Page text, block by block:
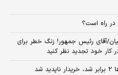
در راه است؟
آقای رئیس جمهور! زنگ خطر برای
کار خود تجدید نظر کنید